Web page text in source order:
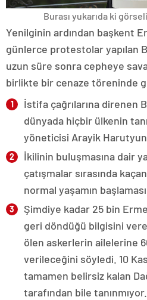
Burası yukarıda ki
Yenilginin ardından başkent
günlerce protestolar yapılan
uzun süre sonra cepheye
birlikte bir cenaze töreninde
İstifa çağrılarına direnen
dünyada hiçbir ülkenin
yöneticisi Arayik
İkilinin buluşmasına dair
çatışmalar sırasında
normal yaşamın başlaması
Şimdiye kadar 25 bin
geri döndüğü bilgisini
ölen askerlerin ailelerine
verileceğini söyledi. 10
tamamen belirsiz kalan
tarafından bile tanınmıyor.